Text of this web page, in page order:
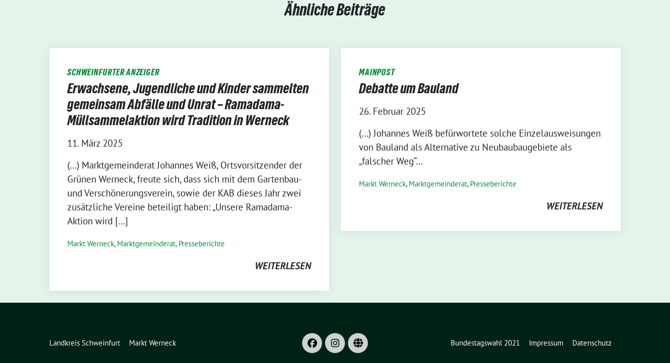
Ähnliche Beiträge
SCHWEINFURTER ANZEIGER
Erwachsene, Jugendliche und Kinder sammelten
gemeinsam Abfälle und Unrat – Ramadama-
Müllsammelaktion wird Tradition in Werneck
11. März 2025
(…) Marktgemeinderat Johannes Weiß, Ortsvorsitzender der
Grünen Werneck, freute sich, dass sich mit dem Gartenbau-
und Verschönerungsverein, sowie der KAB dieses Jahr zwei
zusätzliche Vereine beteiligt haben: „Unsere Ramadama-
Aktion wird […]
Markt Werneck, Markt­gemeinderat, Presseberichte
WEITERLESEN
MAINPOST
Debatte um Bauland
26. Februar 2025
(…) Johannes Weiß befürwortete solche Einzelausweisungen
von Bauland als Alternative zu Neubaubaugebiete als
„falscher Weg“…
Markt Werneck, Markt­gemeinderat, Presseberichte
WEITERLESEN
Landkreis Schweinfurt Markt Werneck Bundestagswahl 2021 Impressum Datenschutz